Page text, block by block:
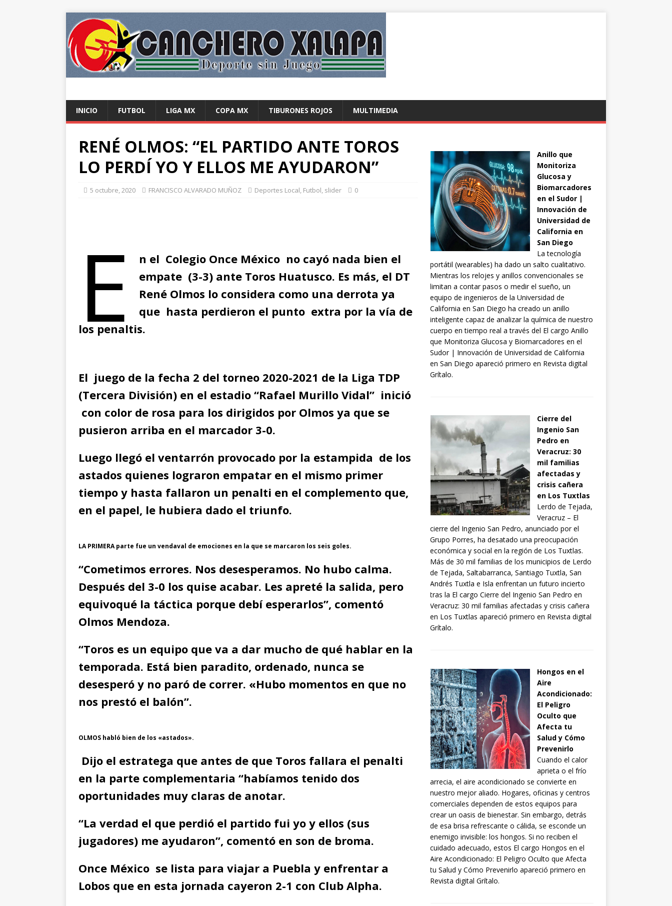
INICIO FUTBOL LIGA MX COPA MX TIBURONES ROJOS MULTIMEDIA
RENÉ OLMOS: “EL PARTIDO ANTE TOROS
LO PERDÍ YO Y ELLOS ME AYUDARON”
5 octubre, 2020 FRANCISCO ALVARADO MUÑOZ Deportes Local, Futbol, slider 0
E
n el Colegio Once México no cayó nada bien el
empate (3-3) ante Toros Huatusco. Es más, el DT
René Olmos lo considera como una derrota ya
que hasta perdieron el punto extra por la vía de
los penaltis.
El juego de la fecha 2 del torneo 2020-2021 de la Liga TDP
(Tercera División) en el estadio “Rafael Murillo Vidal” inició
con color de rosa para los dirigidos por Olmos ya que se
pusieron arriba en el marcador 3-0.
Luego llegó el ventarrón provocado por la estampida de los
astados quienes lograron empatar en el mismo primer
tiempo y hasta fallaron un penalti en el complemento que,
en el papel, le hubiera dado el triunfo.
LA PRIMERA parte fue un vendaval de emociones en la que se marcaron los seis goles.
“Cometimos errores. Nos desesperamos. No hubo calma.
Después del 3-0 los quise acabar. Les apreté la salida, pero
equivoqué la táctica porque debí esperarlos”, comentó
Olmos Mendoza.
“Toros es un equipo que va a dar mucho de qué hablar en la
temporada. Está bien paradito, ordenado, nunca se
desesperó y no paró de correr. «Hubo momentos en que no
nos prestó el balón”.
OLMOS habló bien de los «astados».
Dijo el estratega que antes de que Toros fallara el penalti
en la parte complementaria “habíamos tenido dos
oportunidades muy claras de anotar.
“La verdad el que perdió el partido fui yo y ellos (sus
jugadores) me ayudaron”, comentó en son de broma.
Once México se lista para viajar a Puebla y enfrentar a
Lobos que en esta jornada cayeron 2-1 con Club Alpha.
Anillo que
Monitoriza
Glucosa y
Biomarcadores
en el Sudor |
Innovación de
Universidad de
California en
San Diego
La tecnología
portátil (wearables) ha dado un salto cualitativo.
Mientras los relojes y anillos convencionales se
limitan a contar pasos o medir el sueño, un
equipo de ingenieros de la Universidad de
California en San Diego ha creado un anillo
inteligente capaz de analizar la química de nuestro
cuerpo en tiempo real a través del El cargo Anillo
que Monitoriza Glucosa y Biomarcadores en el
Sudor | Innovación de Universidad de California
en San Diego apareció primero en Revista digital
Grítalo.
Cierre del
Ingenio San
Pedro en
Veracruz: 30
mil familias
afectadas y
crisis cañera
en Los Tuxtlas
Lerdo de Tejada,
Veracruz – El
cierre del Ingenio San Pedro, anunciado por el
Grupo Porres, ha desatado una preocupación
económica y social en la región de Los Tuxtlas.
Más de 30 mil familias de los municipios de Lerdo
de Tejada, Saltabarranca, Santiago Tuxtla, San
Andrés Tuxtla e Isla enfrentan un futuro incierto
tras la El cargo Cierre del Ingenio San Pedro en
Veracruz: 30 mil familias afectadas y crisis cañera
en Los Tuxtlas apareció primero en Revista digital
Grítalo.
Hongos en el
Aire
Acondicionado:
El Peligro
Oculto que
Afecta tu
Salud y Cómo
Prevenirlo
Cuando el calor
aprieta o el frío
arrecia, el aire acondicionado se convierte en
nuestro mejor aliado. Hogares, oficinas y centros
comerciales dependen de estos equipos para
crear un oasis de bienestar. Sin embargo, detrás
de esa brisa refrescante o cálida, se esconde un
enemigo invisible: los hongos. Si no reciben el
cuidado adecuado, estos El cargo Hongos en el
Aire Acondicionado: El Peligro Oculto que Afecta
tu Salud y Cómo Prevenirlo apareció primero en
Revista digital Grítalo.